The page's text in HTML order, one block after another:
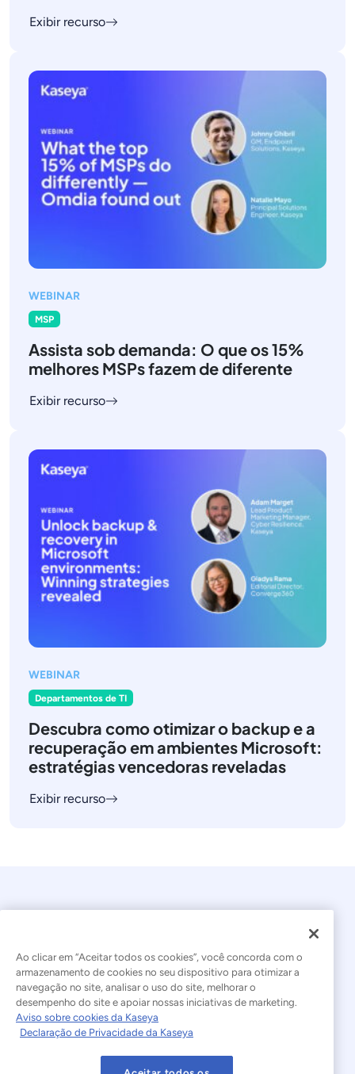
Exibir recurso
WEBINAR
MSP
Assista sob demanda: O que os 15%
melhores MSPs fazem de diferente
Exibir recurso
WEBINAR
Departamentos de TI
Descubra como otimizar o backup e a
recuperação em ambientes Microsoft:
estratégias vencedoras reveladas
Exibir recurso
© 2026 Kaseya. Todos os direitos reservados.
Português Brasileiro
Declaração sobre a Escravidão Moderna
Ao clicar em “Aceitar todos os cookies”, você concorda com o
armazenamento de cookies no seu dispositivo para otimizar a
navegação no site, analisar o uso do site, melhorar o
desempenho do site e apoiar nossas iniciativas de marketing.
Aviso sobre cookies da Kaseya
Declaração de Privacidade da Kaseya